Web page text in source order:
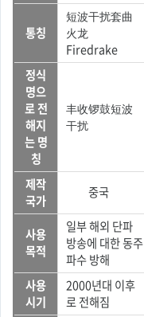
통칭
短波干扰套曲
火龙
Firedrake
정식
명으
로 전
해지
는 명
칭
丰收锣鼓短波
干扰
제작
국가
중국
사용
목적
일부 해외 단파
방송에 대한 동주
파수 방해
사용
시기
2000년대 이후
로 전해짐